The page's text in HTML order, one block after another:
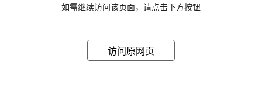
如需继续访问该页面，请点击下方按钮
访问原网页